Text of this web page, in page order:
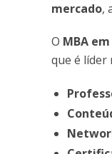
mercado,
O MBA
que é líder